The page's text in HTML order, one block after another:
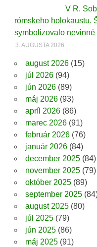
V R.
rómskeho holokaustu.
symbolizovalo
3. AUGUSTA 2026
august 2026(15)
júl 2026(94)
jún 2026(89)
máj 2026(93)
apríl 2026(86)
marec 2026(91)
február 2026(76)
január 2026(84)
december 2025(84)
november 2025(79)
október 2025(89)
september 2025
august 2025(80)
júl 2025(79)
jún 2025(86)
máj 2025(91)